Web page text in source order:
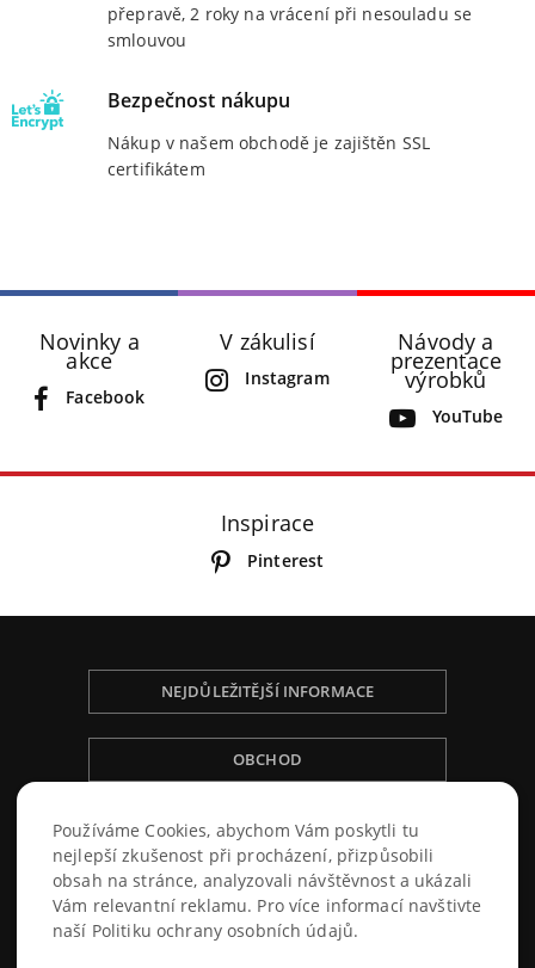
přepravě, 2 roky na vrácení při nesouladu se
smlouvou
Bezpečnost nákupu
Nákup v našem obchodě je zajištěn SSL
certifikátem
Novinky a
akce
Facebook
V zákulisí
Instagram
Návody a
prezentace
výrobků
YouTube
Inspirace
Pinterest
NEJDŮLEŽITĚJŠÍ INFORMACE
OBCHOD
NÁKUPNÍ ŘÁD
Používáme Cookies, abychom Vám poskytli tu
nejlepší zkušenost při procházení, přizpůsobili
obsah na stránce, analyzovali návštěvnost a ukázali
Vám relevantní reklamu. Pro více informací navštivte
naší Politiku ochrany osobních údajů.